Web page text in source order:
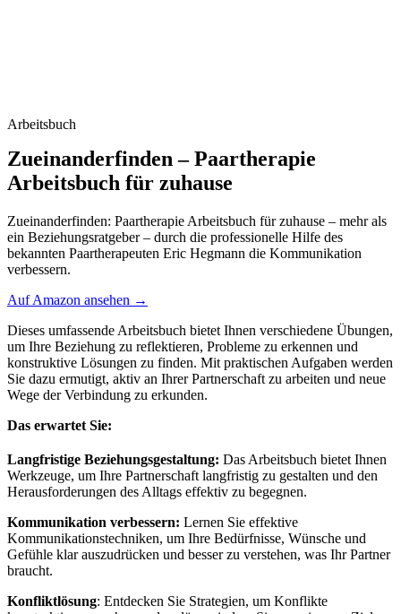
Arbeitsbuch
Zueinanderfinden – Paartherapie
Arbeitsbuch für zuhause
Zueinanderfinden: Paartherapie Arbeitsbuch für zuhause – mehr als
ein Beziehungsratgeber – durch die professionelle Hilfe des
bekannten Paartherapeuten Eric Hegmann die Kommunikation
verbessern.
Auf Amazon ansehen →
Dieses umfassende Arbeitsbuch bietet Ihnen verschiedene Übungen,
um Ihre Beziehung zu reflektieren, Probleme zu erkennen und
konstruktive Lösungen zu finden. Mit praktischen Aufgaben werden
Sie dazu ermutigt, aktiv an Ihrer Partnerschaft zu arbeiten und neue
Wege der Verbindung zu erkunden.
Das erwartet Sie:
Langfristige Beziehungsgestaltung: Das Arbeitsbuch bietet Ihnen
Werkzeuge, um Ihre Partnerschaft langfristig zu gestalten und den
Herausforderungen des Alltags effektiv zu begegnen.
Kommunikation verbessern: Lernen Sie effektive
Kommunikationstechniken, um Ihre Bedürfnisse, Wünsche und
Gefühle klar auszudrücken und besser zu verstehen, was Ihr Partner
braucht.
Konfliktlösung: Entdecken Sie Strategien, um Konflikte